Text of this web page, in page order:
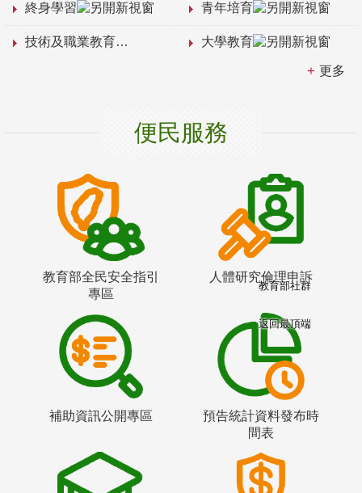
終身學習 青年培育
技術及職業教育 大學教育
更多
便民服務
教育部全民安全指引
專區
人體研究倫理申訴
補助資訊公開專區
預告統計資料發布時
間表
教育部社群
返回最頂端